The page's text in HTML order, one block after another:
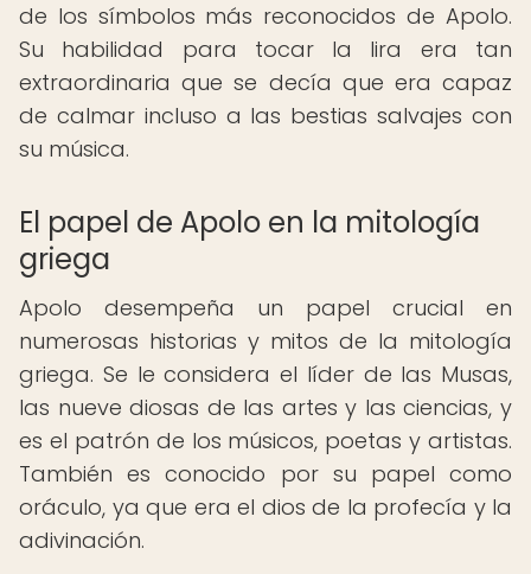
de los símbolos más reconocidos de Apolo.
Su habilidad para tocar la lira era tan
extraordinaria que se decía que era capaz
de calmar incluso a las bestias salvajes con
su música.
El papel de Apolo en la mitología
griega
Apolo desempeña un papel crucial en
numerosas historias y mitos de la mitología
griega. Se le considera el líder de las Musas,
las nueve diosas de las artes y las ciencias, y
es el patrón de los músicos, poetas y artistas.
También es conocido por su papel como
oráculo, ya que era el dios de la profecía y la
adivinación.